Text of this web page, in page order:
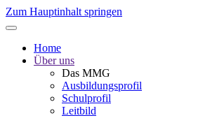
Zum Hauptinhalt springen
Home
Über uns
Das MMG
Ausbildungsprofil
Schulprofil
Leitbild